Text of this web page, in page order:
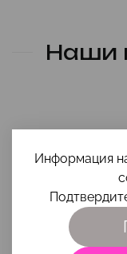
Наши
Помощь в выборе
Чтобы игрушка и
подошли, приходи
Информация